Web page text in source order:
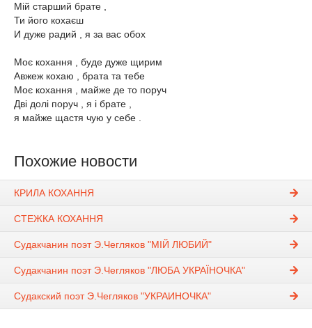
Мій старший брате ,
Ти його кохаєш
И дуже радий , я за вас обох
Моє кохання , буде дуже щирим
Авжеж кохаю , брата та тебе
Моє кохання , майже де то поруч
Дві долі поруч , я і брате ,
я майже щастя чую у себе .
Похожие новости
КРИЛА КОХАННЯ
СТЕЖКА КОХАННЯ
Судакчанин поэт Э.Чегляков "МІЙ ЛЮБИЙ"
Судакчанин поэт Э.Чегляков "ЛЮБА УКРАЇНОЧКА"
Судакский поэт Э.Чегляков "УКРАИНОЧКА"